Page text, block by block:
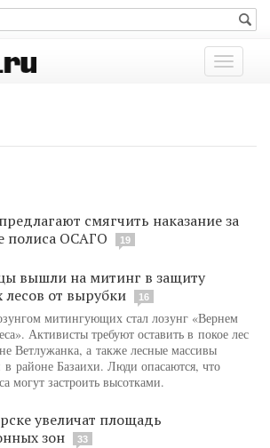
Показать
меню
смягчить наказание за
полиса ОСАГО
19
вышли на митинг в защиту
лесов от вырубки
16
митингующих стал лозунг «Вернем
Активисты требуют оставить в покое лес
Ветлужанка, а также лесные массивы
районе Базаихи. Люди опасаются, что
могут застроить высотками.
увеличат площадь
зон
33